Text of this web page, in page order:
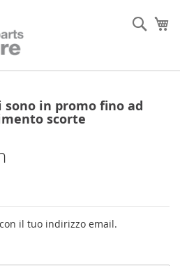
in promo fino ad
scorte
il tuo indirizzo email.